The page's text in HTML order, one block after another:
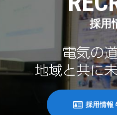
採用
採用情報